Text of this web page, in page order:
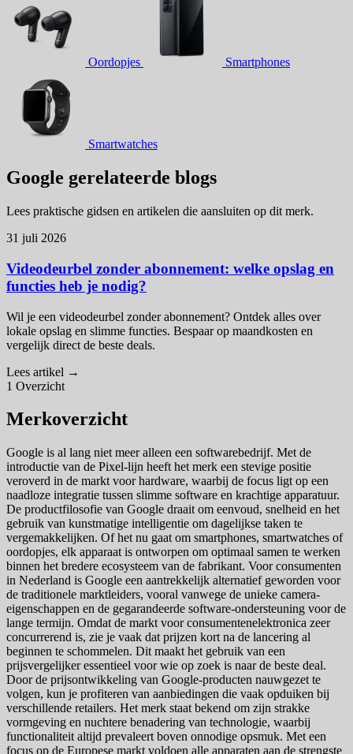
Oordopjes Smartphones
Smartwatches
Google gerelateerde blogs
Lees praktische gidsen en artikelen die aansluiten op dit merk.
31 juli 2026
Videodeurbel zonder abonnement: welke opslag en
functies heb je nodig?
Wil je een videodeurbel zonder abonnement? Ontdek alles over
lokale opslag en slimme functies. Bespaar op maandkosten en
vergelijk direct de beste deals.
Lees artikel →
1 Overzicht
Merkoverzicht
Google is al lang niet meer alleen een softwarebedrijf. Met de
introductie van de Pixel-lijn heeft het merk een stevige positie
veroverd in de markt voor hardware, waarbij de focus ligt op een
naadloze integratie tussen slimme software en krachtige apparatuur.
De productfilosofie van Google draait om eenvoud, snelheid en het
gebruik van kunstmatige intelligentie om dagelijkse taken te
vergemakkelijken. Of het nu gaat om smartphones, smartwatches of
oordopjes, elk apparaat is ontworpen om optimaal samen te werken
binnen het bredere ecosysteem van de fabrikant. Voor consumenten
in Nederland is Google een aantrekkelijk alternatief geworden voor
de traditionele marktleiders, vooral vanwege de unieke camera-
eigenschappen en de gegarandeerde software-ondersteuning voor de
lange termijn. Omdat de markt voor consumentenelektronica zeer
concurrerend is, zie je vaak dat prijzen kort na de lancering al
beginnen te schommelen. Dit maakt het gebruik van een
prijsvergelijker essentieel voor wie op zoek is naar de beste deal.
Door de prijsontwikkeling van Google-producten nauwgezet te
volgen, kun je profiteren van aanbiedingen die vaak opduiken bij
verschillende retailers. Het merk staat bekend om zijn strakke
vormgeving en nuchtere benadering van technologie, waarbij
functionaliteit altijd prevaleert boven onnodige opsmuk. Met een
focus op de Europese markt voldoen alle apparaten aan de strengste